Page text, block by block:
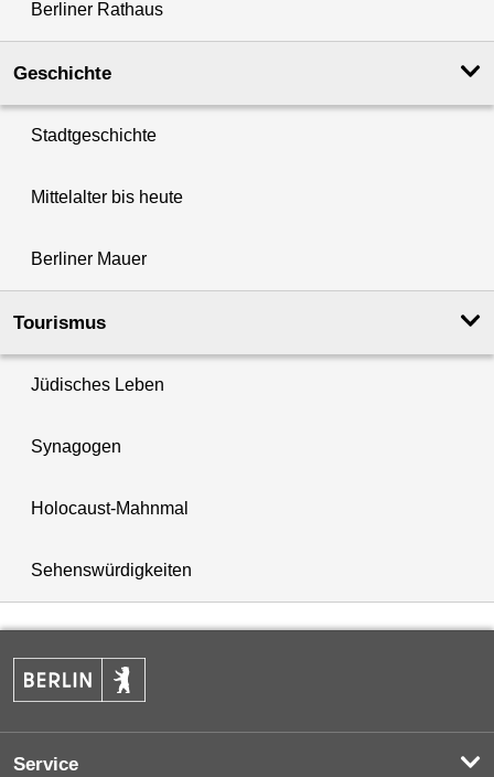
Berliner Rathaus
Geschichte
Stadtgeschichte
Mittelalter bis heute
Berliner Mauer
Tourismus
Jüdisches Leben
Synagogen
Holocaust-Mahnmal
Sehenswürdigkeiten
Service